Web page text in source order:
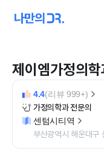
제이엠가정의학
4.4(리뷰 999+)
가정의학과 전문의
센텀시티역
부산광역시 해운대